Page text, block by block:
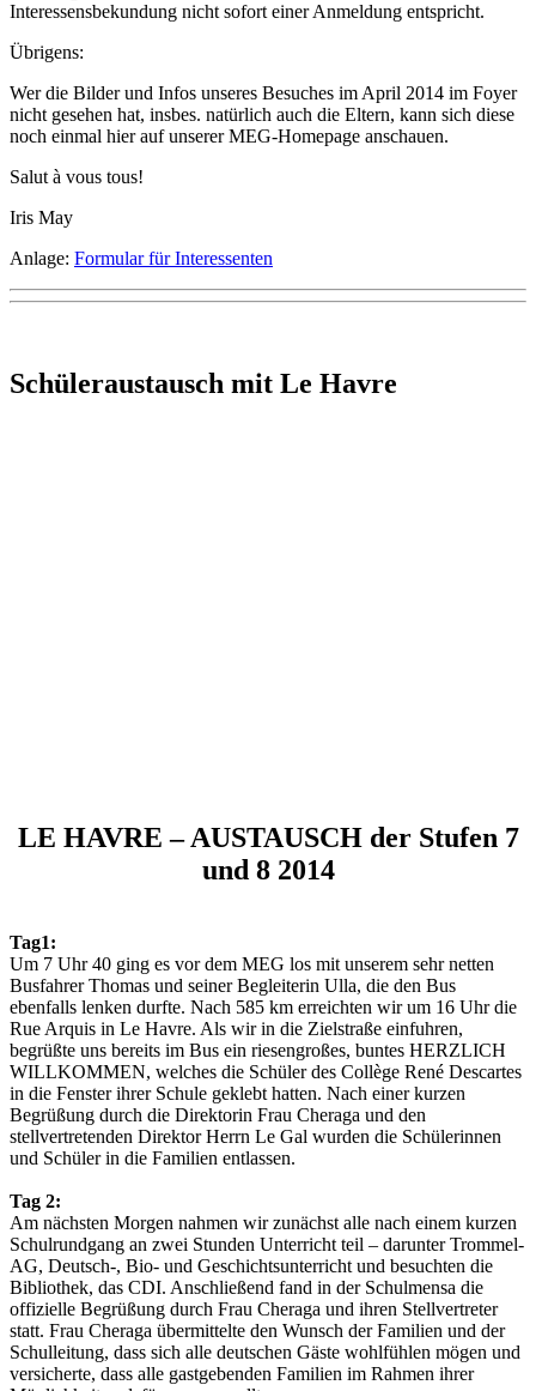
Interessensbekundung nicht sofort einer Anmeldung entspricht.
Übrigens:
Wer die Bilder und Infos unseres Besuches im April 2014 im Foyer
nicht gesehen hat, insbes. natürlich auch die Eltern, kann sich diese
noch einmal hier auf unserer MEG-Homepage anschauen.
Salut à vous tous!
Iris May
Anlage: Formular für Interessenten
Schüleraustausch mit Le Havre
LE HAVRE – AUSTAUSCH der Stufen 7
und 8 2014
Tag1:
Um 7 Uhr 40 ging es vor dem MEG los mit unserem sehr netten
Busfahrer Thomas und seiner Begleiterin Ulla, die den Bus
ebenfalls lenken durfte. Nach 585 km erreichten wir um 16 Uhr die
Rue Arquis in Le Havre. Als wir in die Zielstraße einfuhren,
begrüßte uns bereits im Bus ein riesengroßes, buntes HERZLICH
WILLKOMMEN, welches die Schüler des Collège René Descartes
in die Fenster ihrer Schule geklebt hatten. Nach einer kurzen
Begrüßung durch die Direktorin Frau Cheraga und den
stellvertretenden Direktor Herrn Le Gal wurden die Schülerinnen
und Schüler in die Familien entlassen.
Tag 2:
Am nächsten Morgen nahmen wir zunächst alle nach einem kurzen
Schulrundgang an zwei Stunden Unterricht teil – darunter Trommel-
AG, Deutsch-, Bio- und Geschichtsunterricht und besuchten die
Bibliothek, das CDI. Anschließend fand in der Schulmensa die
offizielle Begrüßung durch Frau Cheraga und ihren Stellvertreter
statt. Frau Cheraga übermittelte den Wunsch der Familien und der
Schulleitung, dass sich alle deutschen Gäste wohlfühlen mögen und
versicherte, dass alle gastgebenden Familien im Rahmen ihrer